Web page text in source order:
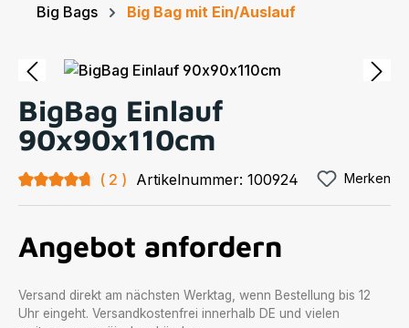
Big Bags Big Bag mit Ein/Auslauf
Bildergalerie überspringen
BigBag Einlauf
90x90x110cm
Durchschnittliche Bewertung von 4.75 von 5 Sternen
2 Artikelnummer: 100924 Merken
Angebot anfordern
Versand direkt am nächsten Werktag, wenn Bestellung bis 12
Uhr eingeht. Versandkostenfrei innerhalb DE und vielen